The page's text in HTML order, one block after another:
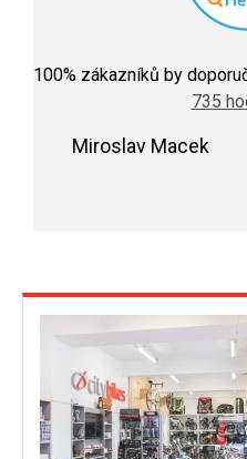
100% zákazníků by
735
Miroslav Macek